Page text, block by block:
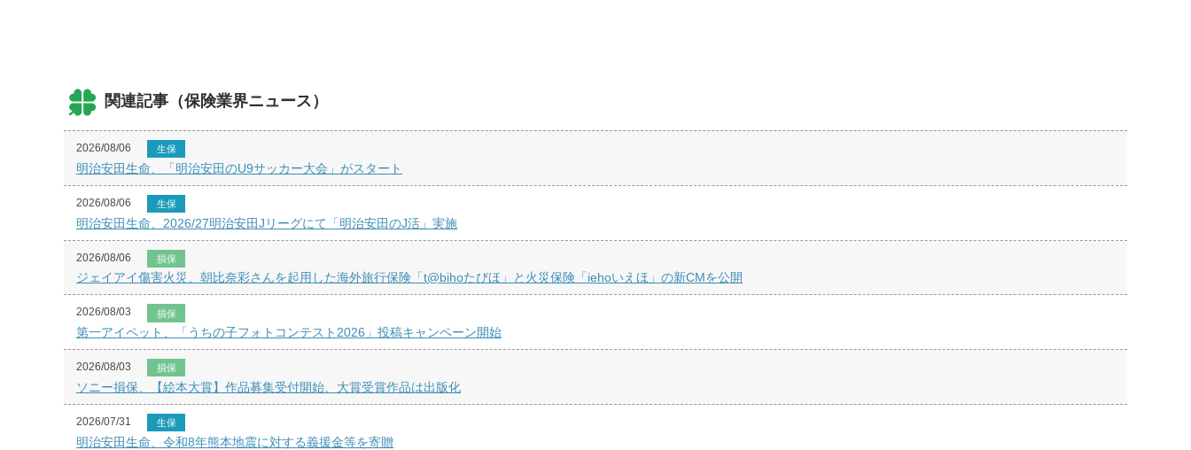
関連記事（保険業界ニュース）
2026/08/06 生保
明治安田生命、「明治安田のU9サッカー大会」がスタート
2026/08/06 生保
明治安田生命、2026/27明治安田Jリーグにて「明治安田のJ活」実施
2026/08/06 損保
ジェイアイ傷害火災、朝比奈彩さんを起用した海外旅行保険「t@bihoたびほ」と火災保険「iehoいえほ」の新CMを公開
2026/08/03 損保
第一アイペット、「うちの子フォトコンテスト2026」投稿キャンペーン開始
2026/08/03 損保
ソニー損保、【絵本大賞】作品募集受付開始、大賞受賞作品は出版化
2026/07/31 生保
明治安田生命、令和8年熊本地震に対する義援金等を寄贈